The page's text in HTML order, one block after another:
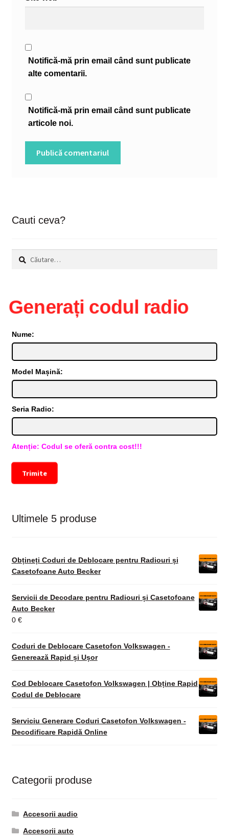
Notifică-mă prin email când sunt publicate
alte comentarii.
Notifică-mă prin email când sunt publicate
articole noi.
Cauti ceva?
Caută
după:
Generați codul radio
Nume:
Model Mașină:
Seria Radio:
Atenție: Codul se oferă contra cost!!!
Trimite
Ultimele 5 produse
Obțineți Coduri de Deblocare pentru Radiouri și
Casetofoane Auto Becker
Servicii de Decodare pentru Radiouri și Casetofoane
Auto Becker
0 €
Coduri de Deblocare Casetofon Volkswagen -
Generează Rapid și Ușor
Cod Deblocare Casetofon Volkswagen | Obține Rapid
Codul de Deblocare
Serviciu Generare Coduri Casetofon Volkswagen -
Decodificare Rapidă Online
Categorii produse
Accesorii audio
Accesorii auto